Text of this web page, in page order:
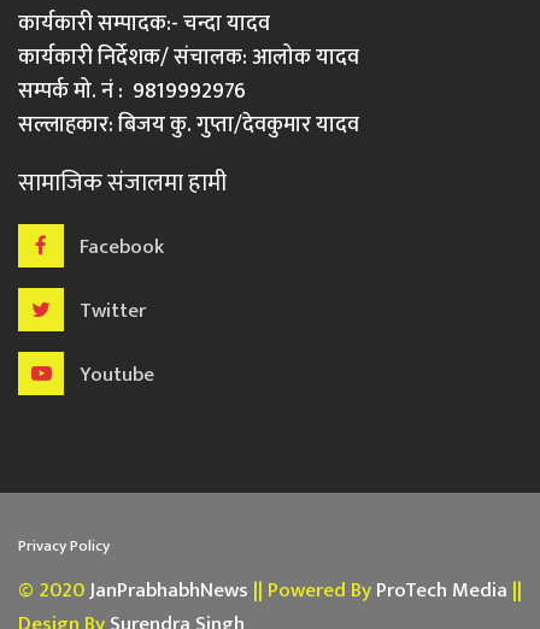
कार्यकारी सम्पादक:- चन्दा यादव
कार्यकारी निर्देशक/ संचालक: आलोक यादव
सम्पर्क मो. नं : 9819992976
सल्लाहकार: बिजय कु. गुप्ता/देवकुमार यादव
सामाजिक संजालमा हामी
Facebook
Twitter
Youtube
Privacy Policy
© 2020JanPrabhabhNews || Powered ByProTech Media ||